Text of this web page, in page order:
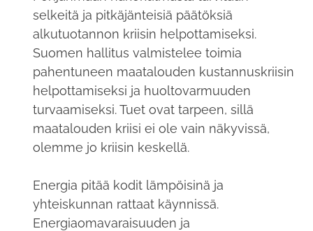
selkeitä ja pitkäjänteisiä päätöksiä
alkutuotannon kriisin helpottamiseksi.
Suomen hallitus valmistelee toimia
pahentuneen maatalouden kustannuskriisin
helpottamiseksi ja huoltovarmuuden
turvaamiseksi. Tuet ovat tarpeen, sillä
maatalouden kriisi ei ole vain näkyvissä,
olemme jo kriisin keskellä.
Energia pitää kodit lämpöisinä ja
yhteiskunnan rattaat käynnissä.
Energiaomavaraisuuden ja